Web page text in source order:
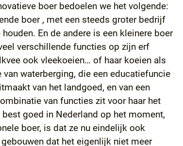
boer bedoelen we het volgende:
boer , met een steeds groter bedrijf
En de andere is een kleinere boer
verschillende functies op zijn erf
ook vleekoeien… of haar koeien als
waterberging, die een educatiefuncie
van het landgoed, en van een
van functies zit voor haar het
goed in Nederland op het moment,
boer, is dat ze nu eindelijk ook
dat het eigenlijk niet meer